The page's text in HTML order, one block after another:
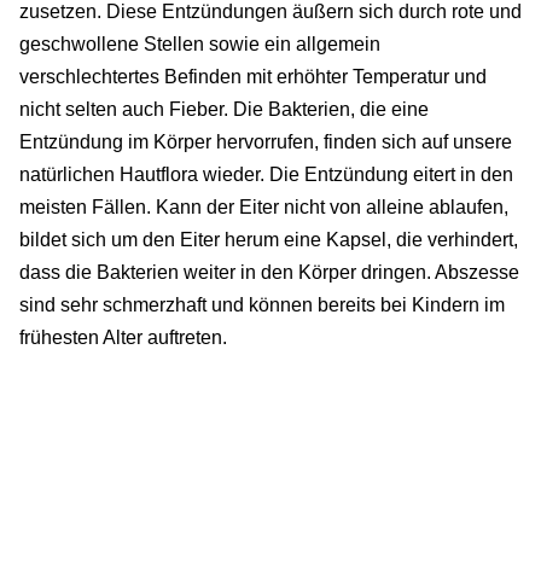
zusetzen. Diese Entzündungen äußern sich durch rote und
geschwollene Stellen sowie ein allgemein
verschlechtertes Befinden mit erhöhter Temperatur und
nicht selten auch Fieber. Die Bakterien, die eine
Entzündung im Körper hervorrufen, finden sich auf unsere
natürlichen Hautflora wieder. Die Entzündung eitert in den
meisten Fällen. Kann der Eiter nicht von alleine ablaufen,
bildet sich um den Eiter herum eine Kapsel, die verhindert,
dass die Bakterien weiter in den Körper dringen. Abszesse
sind sehr schmerzhaft und können bereits bei Kindern im
frühesten Alter auftreten.